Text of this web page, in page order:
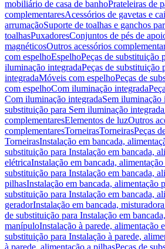
mobiliário de casa de banhoPrateleiras de
complementaresAcessórios de gavetas e
arrumaçãoSuporte de toalhas e ganchos
toalhasPuxadoresConjuntos de pés de
magnéticosOutros acessórios
com espelhoEspelhoPeças de substituição
iluminação integradaPeças de substituição
integradaMóveis com espelhoPeças de
com espelhoCom iluminação integrada
Com iluminação integradaSem iluminação
substituição para Sem iluminação integrada
complementaresElementos de luzOutros
complementaresTorneirasTorneirasPeças
TorneirasInstalação em bancada,
substituição para Instalação em bancada,
elétricaInstalação em bancada,
substituição para Instalação em bancada,
pilhasInstalação em bancada, alimentação
substituição para Instalação em bancada,
geradorInstalação em bancada,
de substituição para Instalação em
manípuloInstalação à parede, alimentação
substituição para Instalação à parede,
à parede, alimentação a pilhasPeças de